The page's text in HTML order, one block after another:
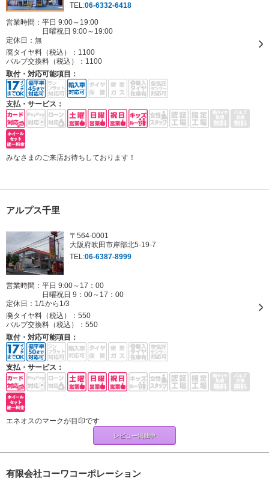
TEL:06-6332-6418
営業時間：平日 9:00～19:00
日曜祝日 9:00～19:00
定休日： 無
廃タイヤ料（税込）： 1100
バルブ交換料（税込）： 1100
取付・対応可能項目：
支払・サービス：
みなさまのご来店お待ちしております！
アルプス千里
〒564-0001
大阪府吹田市岸部北5-19-7
TEL:06-6387-8999
営業時間：平日 9:00～17：00
日曜祝日 9：00～17：00
定休日： 1/1から1/3
廃タイヤ料（税込）： 550
バルブ交換料（税込）： 550
取付・対応可能項目：
支払・サービス：
エネオスのマークが目印です
レビュー掲載中
有限会社コーワコーポレーション